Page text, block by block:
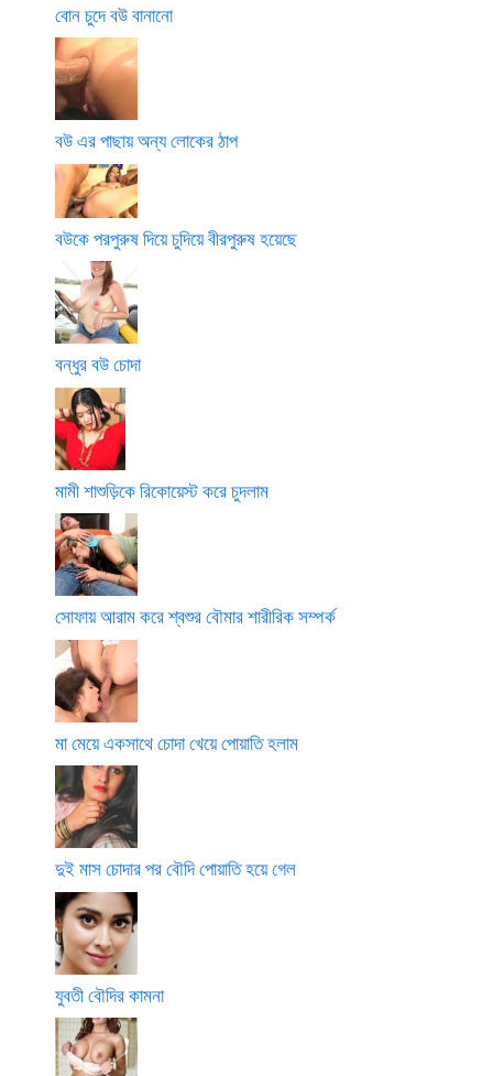
বোন চুদে বউ বানানো
বউ এর পাছায় অন্য লোকের ঠাপ
বউকে পরপুরুষ দিয়ে চুদিয়ে বীরপুরুষ হয়েছে
বন্ধুর বউ চোদা
মামী শাশুড়িকে রিকোয়েস্ট করে চুদলাম
সোফায় আরাম করে শ্বশুর বৌমার শারীরিক সম্পর্ক
মা মেয়ে একসাথে চোদা খেয়ে পোয়াতি হলাম
দুই মাস চোদার পর বৌদি পোয়াতি হয়ে গেল
যুবতী বৌদির কামনা